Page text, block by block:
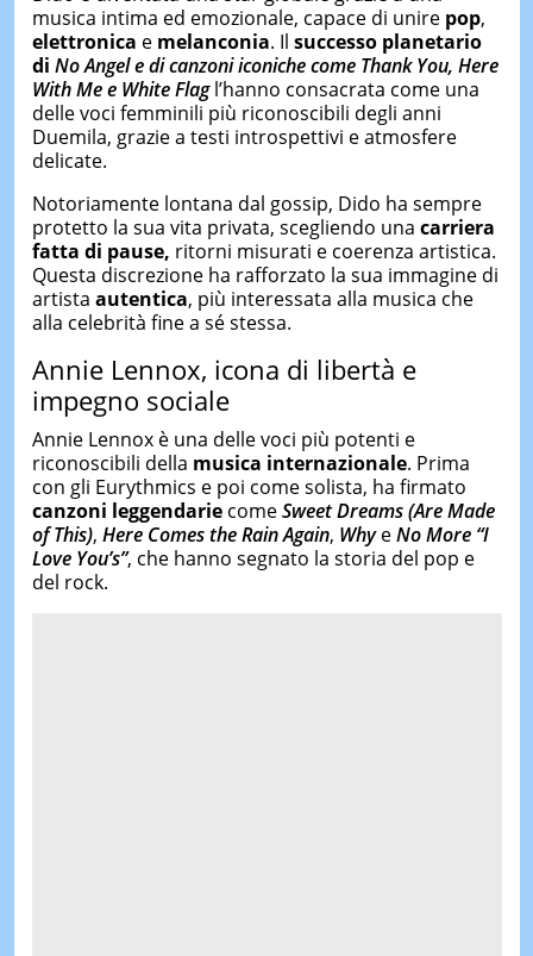
musica intima ed emozionale, capace di unire pop,
elettronica e melanconia. Il successo planetario
di No Angel e di canzoni iconiche come Thank You, Here
With Me e White Flagl’hanno consacrata come una
delle voci femminili più riconoscibili degli anni
Duemila, grazie a testi introspettivi e atmosfere
delicate.
Notoriamente lontana dal gossip, Dido ha sempre
protetto la sua vita privata, scegliendo una carriera
fatta di pause, ritorni misurati e coerenza artistica.
Questa discrezione ha rafforzato la sua immagine di
artista autentica, più interessata alla musica che
alla celebrità fine a sé stessa.
Annie Lennox, icona di libertà e
impegno sociale
Annie Lennox è una delle voci più potenti e
riconoscibili della musica internazionale. Prima
con gli Eurythmics e poi come solista, ha firmato
canzoni leggendariecomeSweet Dreams (Are Made
of This), Here Comes the Rain Again, WhyeNo More “I
Love You’s”, che hanno segnato la storia del pop e
del rock.